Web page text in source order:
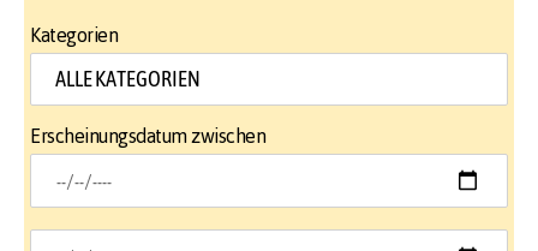
Kategorien
Erscheinungsdatum zwischen